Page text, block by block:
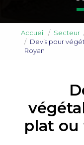
Accueil Secteur
Devis pour
Royan
plat ou